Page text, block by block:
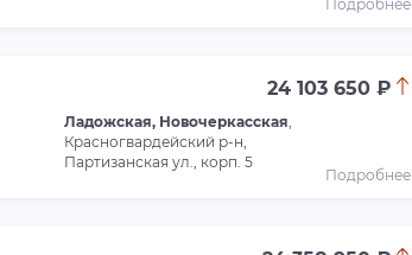
Подробнее
24 103 650 ₽
Ладожская, Новочеркасская,
Красногвардейский р-н,
Партизанская ул., корп. 5
Подробнее